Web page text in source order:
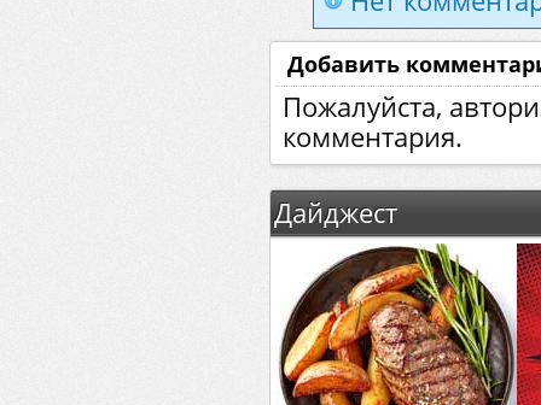
Добавить
Пожалуйста,
комментария.
Дайджест